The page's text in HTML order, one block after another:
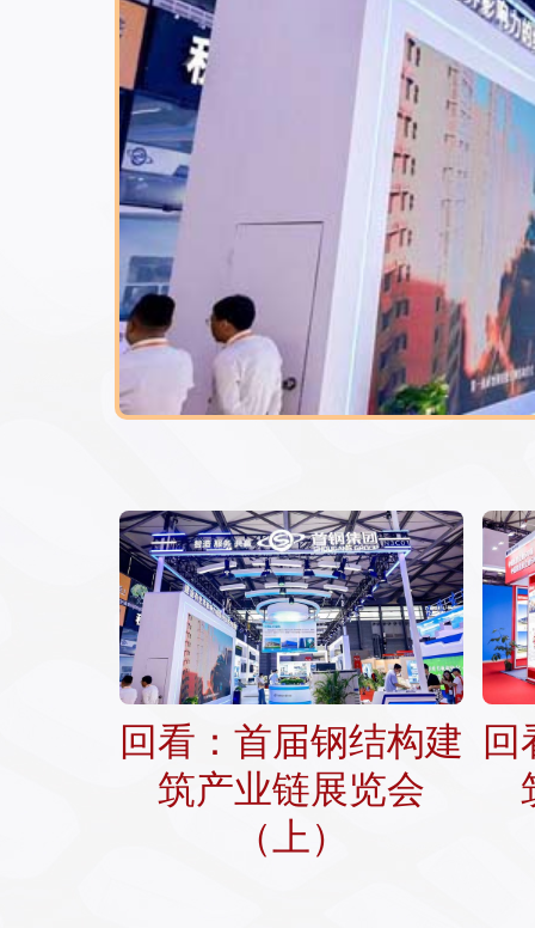
回看：首届钢结构建
筑产业链展览会
（上）
回